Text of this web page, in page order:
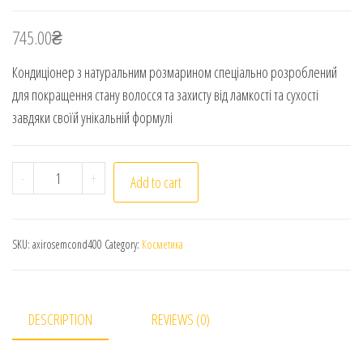
745.00₴
Кондиціонер з натуральним розмарином спеціально розроблений
для покращення стану волосся та захисту від ламкості та сухості
завдяки своїй унікальній формулі
- Axiology. Кондиціонер для волосся з розмарином.
+ Add to cart
SKU: axirosemcond400 Category: Косметика
DESCRIPTION REVIEWS (0)